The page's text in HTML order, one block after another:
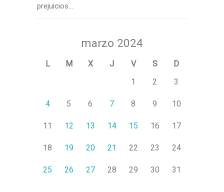
prejuicios...
marzo 2024
L M X J V S
D
1
2 3
4 5 6 7 8 9 10
11 12 13 14 15 16 17
18 19 20 21 22 23 24
25 26 27 28 29 30 31